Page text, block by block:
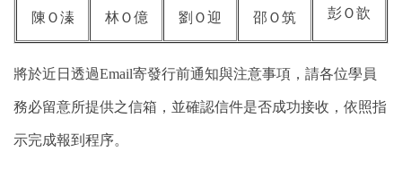
陳Ｏ溱 林Ｏ億 劉Ｏ迎 邵Ｏ筑 彭Ｏ歆
將於近日透過Email寄發行前通知與注意事項，請各位學員
務必留意所提供之信箱，並確認信件是否成功接收 ，依照指
示完成報到程序。